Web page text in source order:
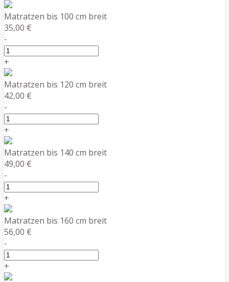
Matratzen bis 100 cm breit
35,00 €
-
+
Matratzen bis 120 cm breit
42,00 €
-
+
Matratzen bis 140 cm breit
49,00 €
-
+
Matratzen bis 160 cm breit
56,00 €
-
+